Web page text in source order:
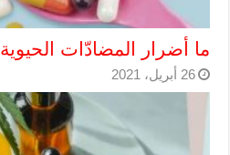
ما أضرار المضادّات
26 أبريل، 2021